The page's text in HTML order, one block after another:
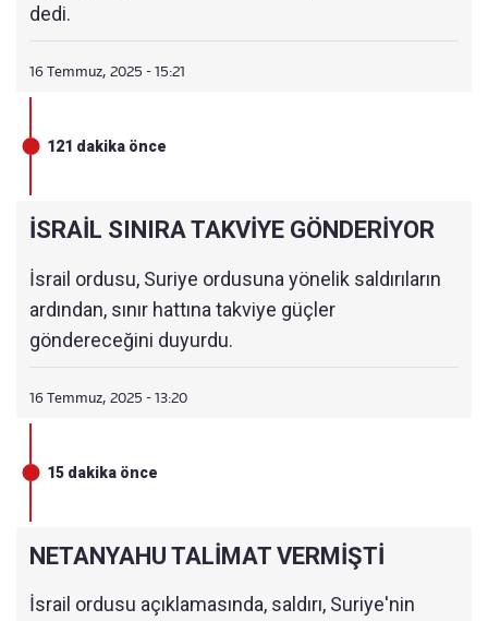
dedi.
16 Temmuz, 2025 - 15:21
121 dakika önce
İSRAİL SINIRA TAKVİYE GÖNDERİYOR
İsrail ordusu, Suriye ordusuna yönelik saldırıların
ardından, sınır hattına takviye güçler
göndereceğini duyurdu.
16 Temmuz, 2025 - 13:20
15 dakika önce
NETANYAHU TALİMAT VERMİŞTİ
İsrail ordusu açıklamasında, saldırı, Suriye'nin